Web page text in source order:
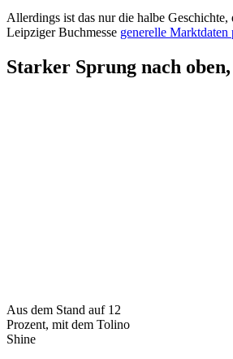
Allerdings ist das nur die halbe
Leipziger Buchmesse generelle Marktdaten
Starker Sprung nach
Aus dem Stand auf 12
Prozent, mit dem Tolino
Shine